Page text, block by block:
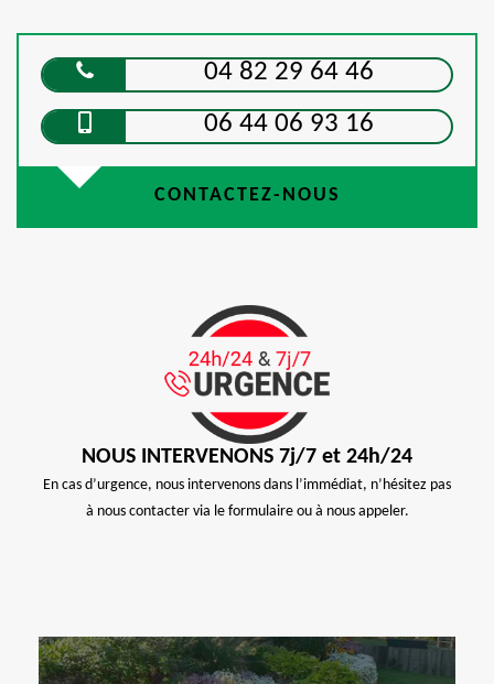
04 82 29 64 46
06 44 06 93 16
CONTACTEZ-NOUS
NOUS INTERVENONS 7j/7 et 24h/24
En cas d’urgence, nous intervenons dans l’immédiat, n’hésitez pas
à nous contacter via le formulaire ou à nous appeler.